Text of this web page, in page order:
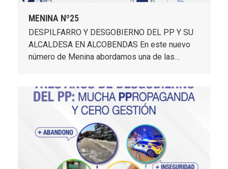
MENINA Nº25
DESPILFARRO Y DESGOBIERNO DEL PP Y SU
ALCALDESA EN ALCOBENDAS En este nuevo
número de Menina abordamos una de las…